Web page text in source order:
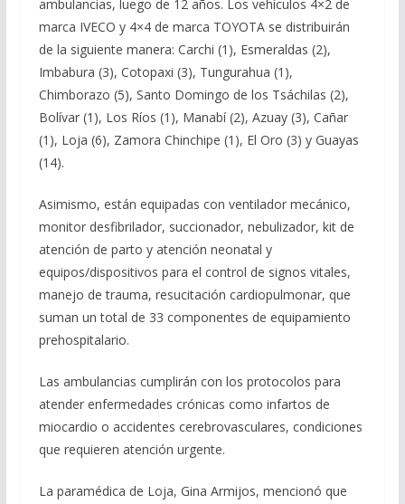
ambulancias, luego de 12 años. Los vehículos 4×2 de
marca IVECO y 4×4 de marca TOYOTA se distribuirán
de la siguiente manera: Carchi (1), Esmeraldas (2),
Imbabura (3), Cotopaxi (3), Tungurahua (1),
Chimborazo (5), Santo Domingo de los Tsáchilas (2),
Bolívar (1), Los Ríos (1), Manabí (2), Azuay (3), Cañar
(1), Loja (6), Zamora Chinchipe (1), El Oro (3) y Guayas
(14).
Asimismo, están equipadas con ventilador mecánico,
monitor desfibrilador, succionador, nebulizador, kit de
atención de parto y atención neonatal y
equipos/dispositivos para el control de signos vitales,
manejo de trauma, resucitación cardiopulmonar, que
suman un total de 33 componentes de equipamiento
prehospitalario.
Las ambulancias cumplirán con los protocolos para
atender enfermedades crónicas como infartos de
miocardio o accidentes cerebrovasculares, condiciones
que requieren atención urgente.
La paramédica de Loja, Gina Armijos, mencionó que